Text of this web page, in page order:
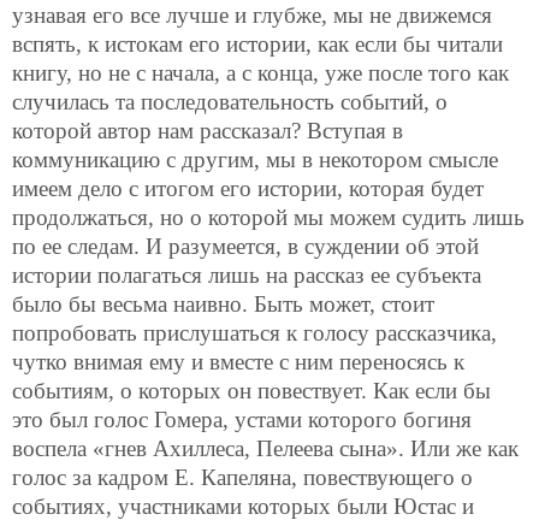
узнавая его все лучше и глубже, мы не движемся
вспять, к истокам его истории, как если бы читали
книгу, но не с начала, а с конца, уже после того как
случилась та последовательность событий, о
которой автор нам рассказал? Вступая в
коммуникацию с другим, мы в некотором смысле
имеем дело с итогом его истории, которая будет
продолжаться, но о которой мы можем судить лишь
по ее следам. И разумеется, в суждении об этой
истории полагаться лишь на рассказ ее субъекта
было бы весьма наивно. Быть может, стоит
попробовать прислушаться к голосу рассказчика,
чутко внимая ему и вместе с ним переносясь к
событиям, о которых он повествует. Как если бы
это был голос Гомера, устами которого богиня
воспела «гнев Ахиллеса, Пелеева сына». Или же как
голос за кадром Е. Капеляна, повествующего о
событиях, участниками которых были Юстас и